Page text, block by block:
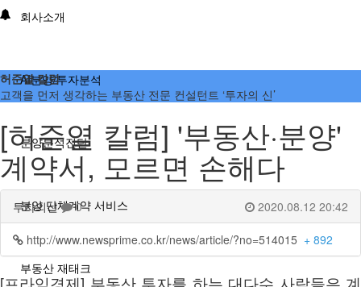
회사소개
AI분양/투자분석
분양분석진단
분양 단체계약 서비스
부동산 재태크
허준열 칼럼
고객을 먼저 생각하는 부동산 전문 컨설턴트 ‘투자의 신’
[허준열 칼럼] '부동산·분양'
계약서, 모르면 손해다
투자의신 0 2020.08.12 20:42
http://www.newsprime.co.kr/news/article/?no=514015 + 892